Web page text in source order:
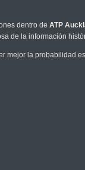
dentro de ATP
de la información
mejor la probabilidad